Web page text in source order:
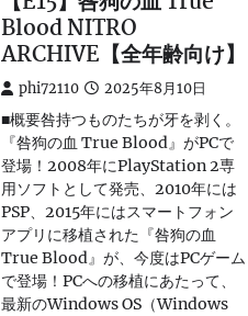
Blood NITRO
ARCHIVE【全年齢向け】
phi72110 2025年8月10日
■概要咎持つものたちが牙を剥く。
『咎狗の血 True Blood』がPCで
登場！2008年にPlayStation 2専
用ソフトとして発売、2010年には
PSP、2015年にはスマートフォン
アプリに移植された『咎狗の血
True Blood』が、今度はPCゲーム
で登場！PCへの移植にあたって、
最新のWindows OS（Windows